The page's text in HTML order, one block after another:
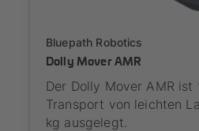
Bluepath Robotics
Dolly Mover AMR
Der Dolly Mover AMR ist
Transport von leichten
kg ausgelegt.